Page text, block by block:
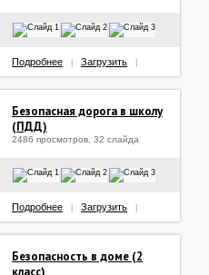
Подробнее Загрузить
Безопасная дорога в школу
(ПДД)
2486 просмотров, 32 слайда
Подробнее Загрузить
Безопасность в доме (2
класс)